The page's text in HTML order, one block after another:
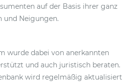
auf der Basis ihrer ganz
und Neigungen.
wurde dabei von anerkannten
und auch juristisch beraten.
wird regelmäßig aktualisiert